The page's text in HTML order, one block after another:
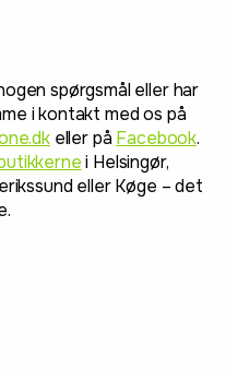
spørgsmål eller har
i kontakt med os på
eller på Facebook.
i Helsingør,
eller Køge – det